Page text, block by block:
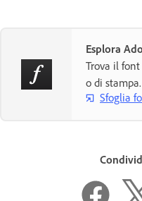
Esplora
Trova il
o di stampa.
Sfoglia